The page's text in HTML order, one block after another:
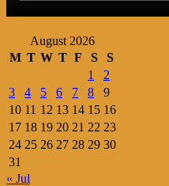
August 2026
M T W T F S
S
1
2
3
4 5 6 7 8
9
10 11 12 13 14 15 16
17 18 19 20 21 22 23
24 25 26 27 28 29 30
31
« Jul